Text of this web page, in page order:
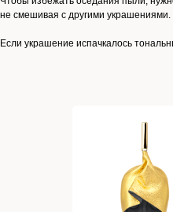
не смешивая с другими украшениями.
Если украшение испачкалось